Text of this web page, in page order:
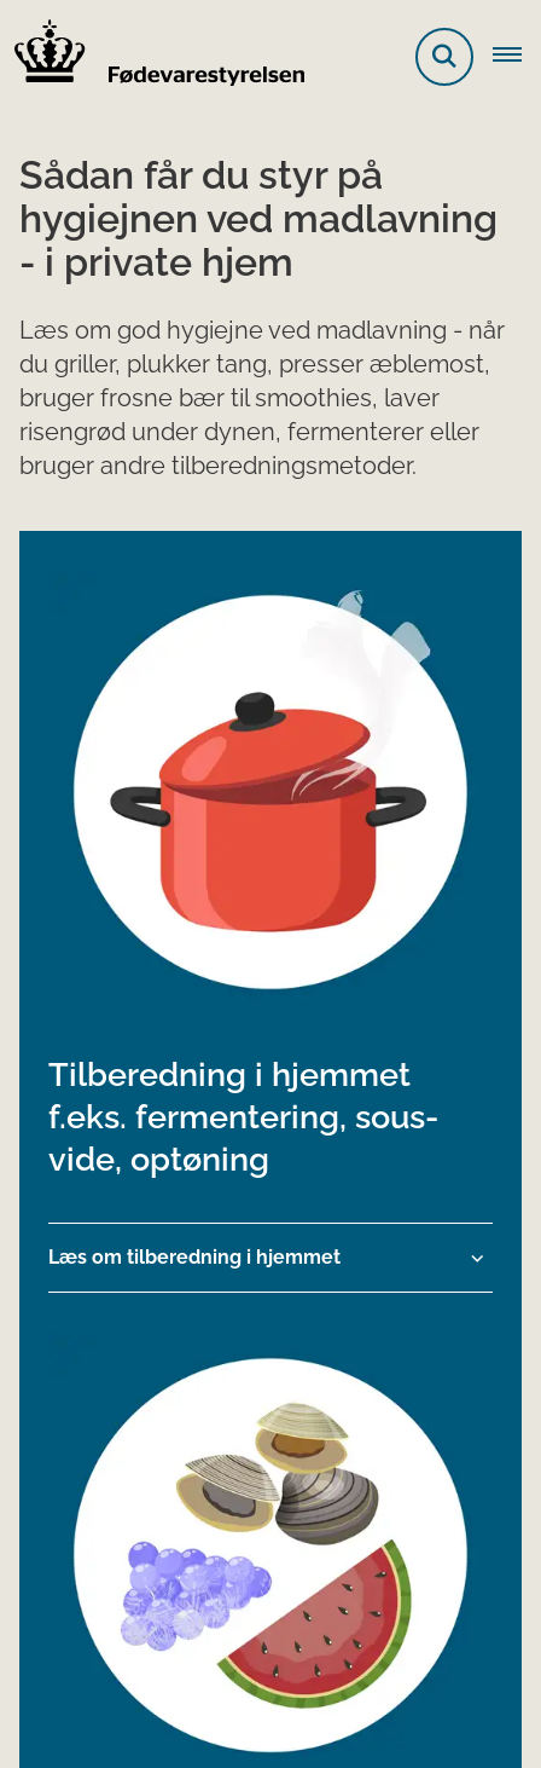
Sådan får du styr på
hygiejnen ved madlavning
- i private hjem
Læs om god hygiejne ved madlavning - når
du griller, plukker tang, presser æblemost,
bruger frosne bær til smoothies, laver
risengrød under dynen, fermenterer eller
bruger andre tilberedningsmetoder.
Tilberedning i hjemmet
f.eks. fermentering, sous-
vide, optøning
Læs om tilberedning i hjemmet